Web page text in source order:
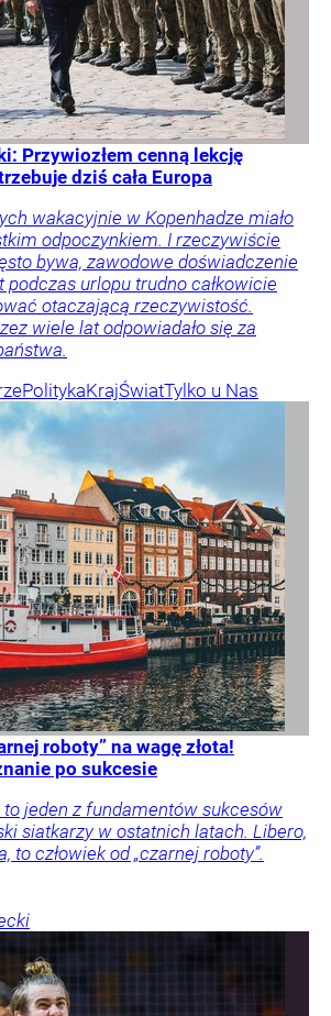
Przywiozłem cenną lekcję
dziś cała Europa
wakacyjnie w Kopenhadze miało
odpoczynkiem. I rzeczywiście
bywa, zawodowe doświadczenie
podczas urlopu trudno całkowicie
otaczającą rzeczywistość.
wiele lat odpowiadało się za
PolitykaKrajŚwiatTylko u Nas
roboty” na wagę złota!
po sukcesie
jeden z fundamentów sukcesów
siatkarzy w ostatnich latach. Libero,
to człowiek od „czarnej roboty”.